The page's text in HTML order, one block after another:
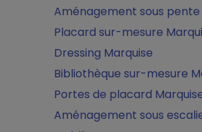
Aménagement sous pente
Placard sur-mesure
Dressing Marquise
Bibliothèque sur-mesure
Portes de placard
Aménagement sous